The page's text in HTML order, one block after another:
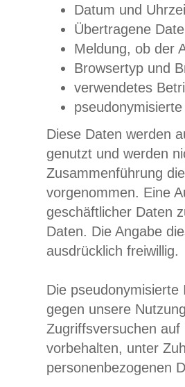
Datum und
Übertragene
Meldung, ob der
Browsertyp und
verwendetes
Diese Daten werden
genutzt und werden
Zusammenführung
vorgenommen. Eine
geschäftlicher Daten
Daten. Die Angabe
ausdrücklich freiwillig.
Die
gegen unsere
Zugriffsversuchen
vorbehalten, unter
personenbezogenen